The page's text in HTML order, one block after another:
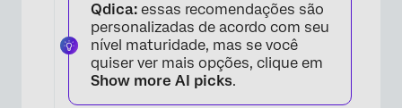
×
Qdica: essas recomendações são
personalizadas de acordo com seu
nível maturidade, mas se você
quiser ver mais opções, clique em
Show more AI picks.